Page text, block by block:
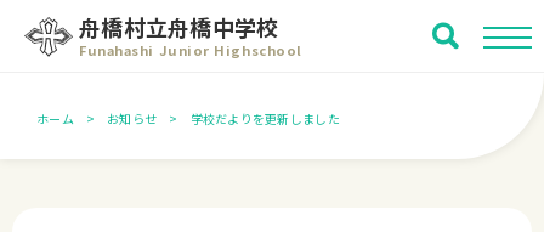
舟橋村立舟橋中学校
Funahashi Junior Highschool
ホーム お知らせ 学校だよりを更新しました